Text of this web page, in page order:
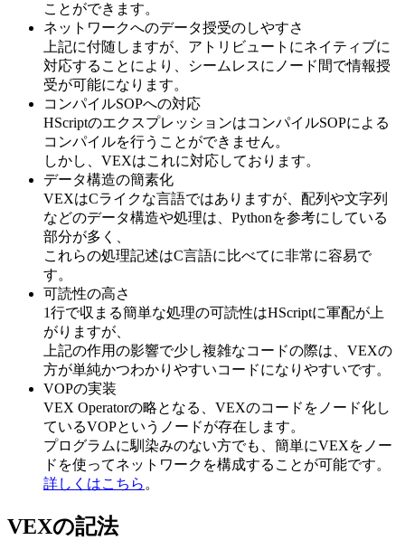
ことができます。
ネットワークへのデータ授受のしやすさ
上記に付随しますが、アトリビュートにネイティブに
対応することにより、シームレスにノード間で情報授
受が可能になります。
コンパイルSOPへの対応
HScriptのエクスプレッションはコンパイルSOPによる
コンパイルを行うことができません。
しかし、VEXはこれに対応しております。
データ構造の簡素化
VEXはCライクな言語ではありますが、配列や文字列
などのデータ構造や処理は、Pythonを参考にしている
部分が多く、
これらの処理記述はC言語に比べてに非常に容易で
す。
可読性の高さ
1行で収まる簡単な処理の可読性はHScriptに軍配が上
がりますが、
上記の作用の影響で少し複雑なコードの際は、VEXの
方が単純かつわかりやすいコードになりやすいです。
VOPの実装
VEX Operatorの略となる、VEXのコードをノード化し
ているVOPというノードが存在します。
プログラムに馴染みのない方でも、簡単にVEXをノー
ドを使ってネットワークを構成することが可能です。
詳しくはこちら 。
VEXの記法